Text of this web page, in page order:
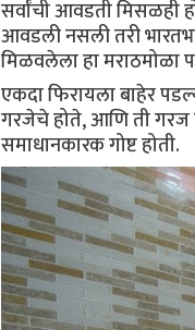
सर्वांची आवडती
आवडली नसली तरी
मिळवलेला हा मराठमोळा
एकदा फिरायला बाहेर
गरजेचे होते, आणि ती गरज
समाधानकारक गोष्ट होती.